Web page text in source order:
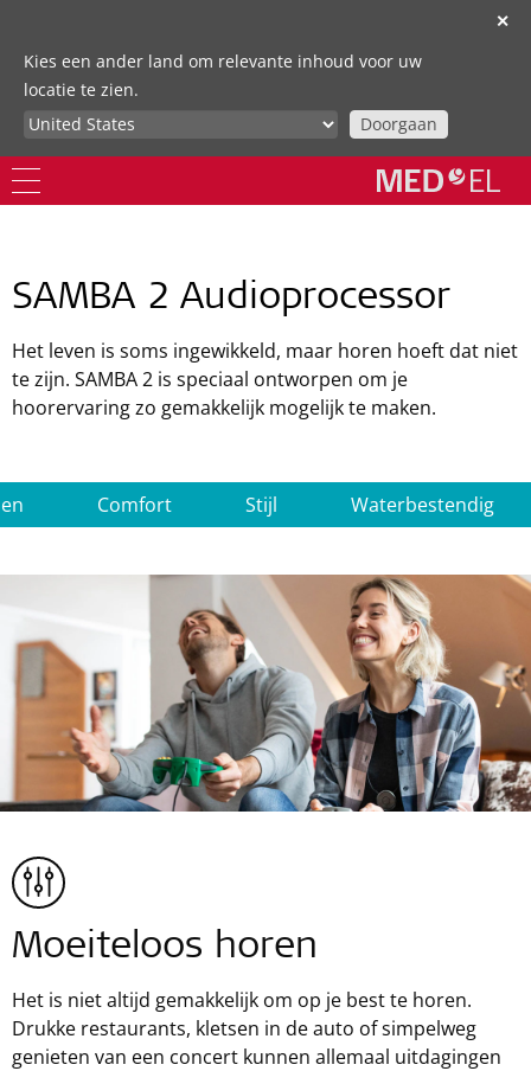
✕
Kies een ander land om relevante inhoud voor uw
locatie te zien.
Doorgaan
SAMBA 2 Audioprocessor
Het leven is soms ingewikkeld, maar horen hoeft dat niet
te zijn. SAMBA 2 is speciaal ontworpen om je
hoorervaring zo gemakkelijk mogelijk te maken.
Comfort Stijl Waterbestendig
Moeiteloos horen
Het is niet altijd gemakkelijk om op je best te horen.
Drukke restaurants, kletsen in de auto of simpelweg
genieten van een concert kunnen allemaal uitdagingen